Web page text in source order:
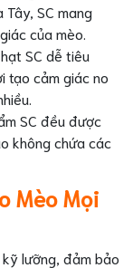
SC mang
của mèo.
SC dễ tiêu
tạo cảm giác no
SC đều được
không chứa các
Mèo Mọi
lưỡng, đảm bảo